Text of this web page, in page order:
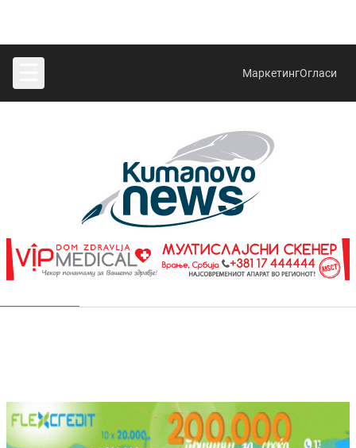
МаркетингОгласи